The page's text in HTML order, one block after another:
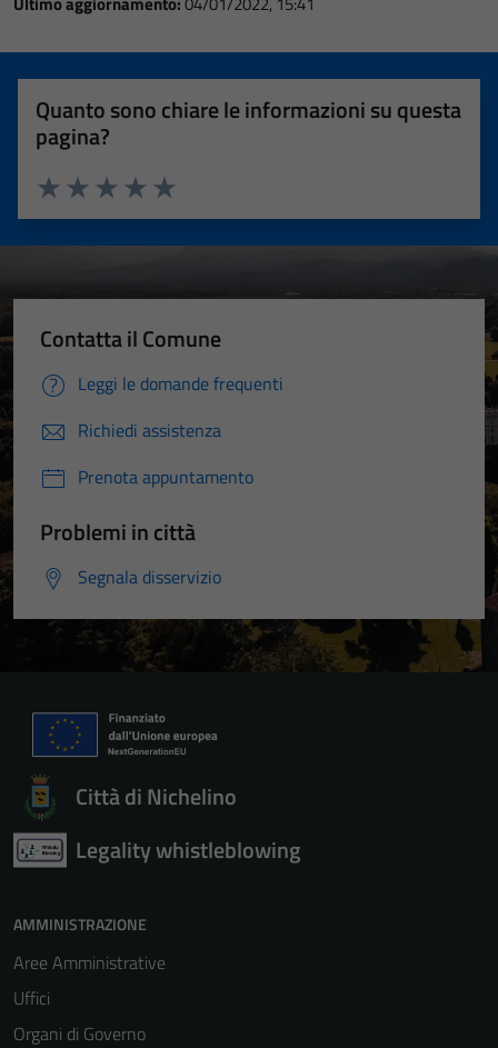
Quanto sono chiare le informazioni su questa
pagina?
Valuta 5 stelle su 5
Valuta 4 stelle su 5
Valuta 3 stelle su 5
Valuta 2 stelle su 5
Valuta 1 stelle su 5
Contatta il Comune
Leggi le domande frequenti
Richiedi assistenza
Prenota appuntamento
Problemi in città
Segnala disservizio
Città di Nichelino
Legality whistleblowing
AMMINISTRAZIONE
Aree Amministrative
Uffici
Organi di Governo